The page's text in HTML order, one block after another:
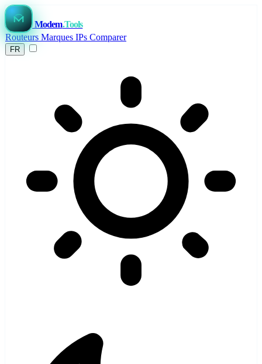
Modem.Tools
Routeurs Marques IPs Comparer
FR